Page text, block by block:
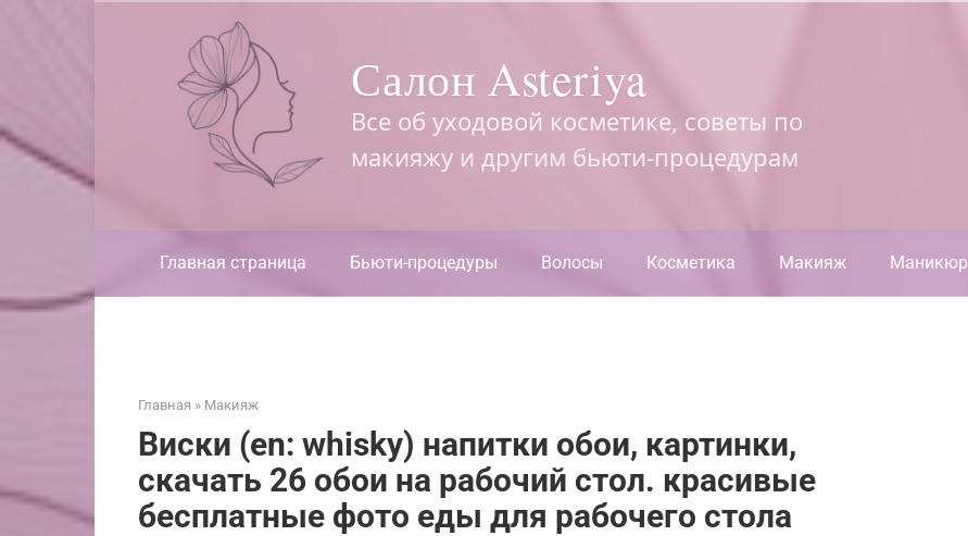
Салон Asteriya
Все об уходовой косметике, советы по
макияжу и другим бьюти-процедурам
Главная страница Бьюти-процедуры Волосы Косметика Макияж Маникюр
Главная » Макияж
Виски (en: whisky) напитки обои, картинки,
скачать 26 обои на рабочий стол. красивые
бесплатные фото еды для рабочего стола